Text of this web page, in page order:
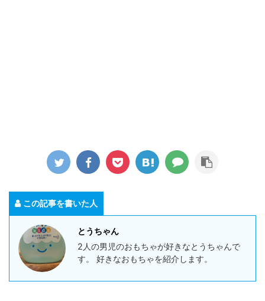
この記事を書いた人
とうちゃん
2人の男児のおもちゃが好きなとうちゃんで
す。 好きなおもちゃを紹介します。